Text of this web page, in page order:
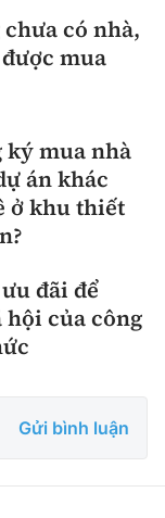
có nhà,
mua
ký mua nhà
án khác
ở khu thiết
đãi để
hội của công
Gửi bình luận